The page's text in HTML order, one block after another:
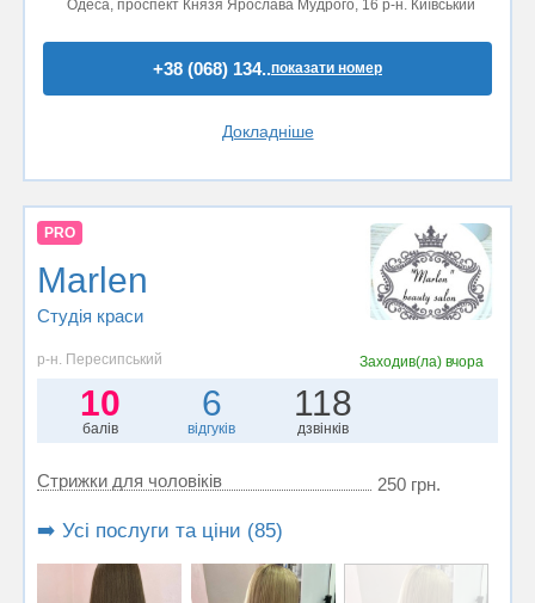
Одеса, проспект Князя Ярослава Мудрого, 16 р-н. Київський
+38 (068) 134..показати номер
Докладніше
PRO
Marlen
Студія краси
р-н. Пересипський Заходив(ла) вчора
10
балів
6
відгуків
118
дзвінків
Стрижки для чоловіків 250 грн.
➡️ Усі послуги та ціни (85)